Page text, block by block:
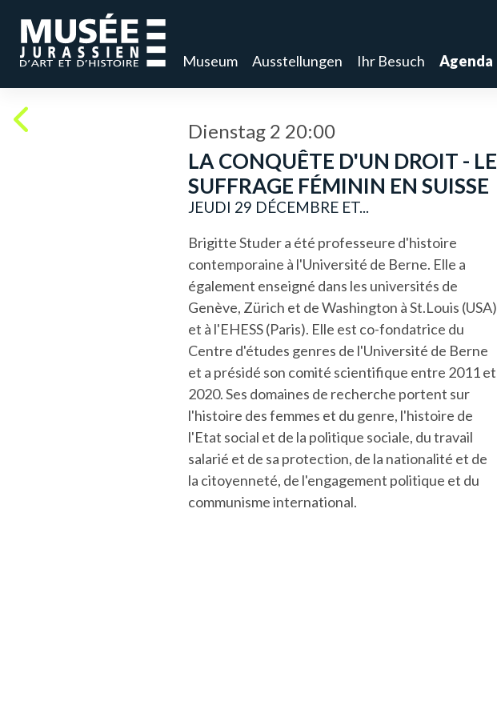
Museum Ausstellungen Ihr Besuch Agenda
Dienstag 2 20:00
LA CONQUÊTE D'UN DROIT - LE
SUFFRAGE FÉMININ EN SUISSE
JEUDI 29 DÉCEMBRE ET...
Brigitte Studer a été professeure d'histoire
contemporaine à l'Université de Berne. Elle a
également enseigné dans les universités de
Genève, Zürich et de Washington à St.Louis (USA)
et à l'EHESS (Paris). Elle est co-fondatrice du
Centre d'études genres de l'Université de Berne
et a présidé son comité scientifique entre 2011 et
2020. Ses domaines de recherche portent sur
l'histoire des femmes et du genre, l'histoire de
l'Etat social et de la politique sociale, du travail
salarié et de sa protection, de la nationalité et de
la citoyenneté, de l'engagement politique et du
communisme international.